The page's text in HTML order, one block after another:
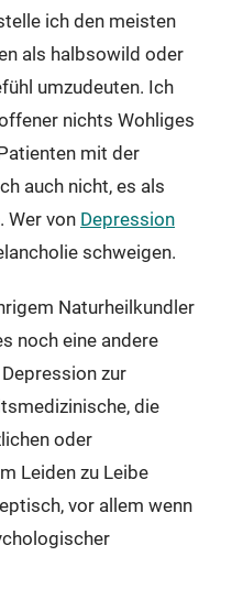
ich den meisten
als halbsowild oder
umzudeuten. Ich
nichts Wohliges
mit der
auch nicht, es als
Wer von Depression
schweigen.
Naturheilkundler
noch eine andere
zur
die
oder
Leiden zu Leibe
vor allem wenn